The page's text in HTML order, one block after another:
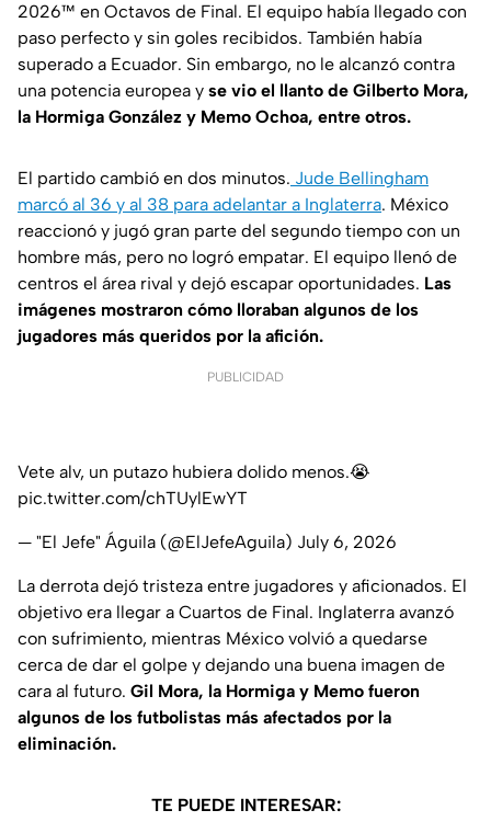
2026™ en Octavos de Final. El equipo había llegado con
paso perfecto y sin goles recibidos. También había
superado a Ecuador. Sin embargo, no le alcanzó contra
una potencia europea y se vio el llanto de Gilberto Mora,
la Hormiga González y Memo Ochoa, entre otros.
El partido cambió en dos minutos. Jude Bellingham
marcó al 36 y al 38 para adelantar a Inglaterra. México
reaccionó y jugó gran parte del segundo tiempo con un
hombre más, pero no logró empatar. El equipo llenó de
centros el área rival y dejó escapar oportunidades. Las
imágenes mostraron cómo lloraban algunos de los
jugadores más queridos por la afición.
PUBLICIDAD
Vete alv, un putazo hubiera dolido menos.😭
pic.twitter.com/chTUylEwYT
— "El Jefe" Águila (@ElJefeAguila) July 6, 2026
La derrota dejó tristeza entre jugadores y aficionados. El
objetivo era llegar a Cuartos de Final. Inglaterra avanzó
con sufrimiento, mientras México volvió a quedarse
cerca de dar el golpe y dejando una buena imagen de
cara al futuro. Gil Mora, la Hormiga y Memo fueron
algunos de los futbolistas más afectados por la
eliminación.
TE PUEDE INTERESAR: